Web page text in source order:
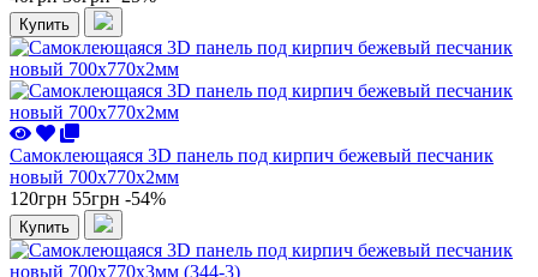
Купить
Самоклеющаяся 3D панель под кирпич бежевый песчаник
новый 700x770x2мм
120грн 55грн -54%
Купить